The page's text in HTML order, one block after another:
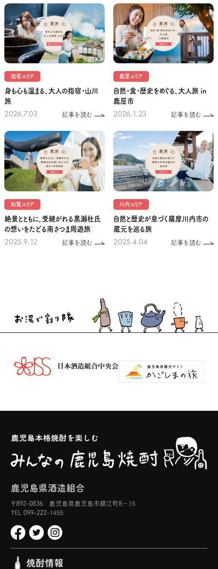
指宿エリア
身も心も温まる、大人の指宿・山川
旅
2026.7.03 記事を読む
鹿屋エリア
自然・食・歴史をめぐる、大人旅 in
鹿屋市
2026.1.23 記事を読む
知覧エリア
絶景とともに、受継がれる黒瀬杜氏
の想いをたどる南さつま周遊旅
2025.9.12 記事を読む
川内エリア
自然と歴史が息づく薩摩川内市の
蔵元を巡る旅
2025.4.04 記事を読む
鹿児島県酒造組合
〒892-0836 鹿児島県鹿児島市錦江町8−15
TEL 099-222-1455
焼酎情報